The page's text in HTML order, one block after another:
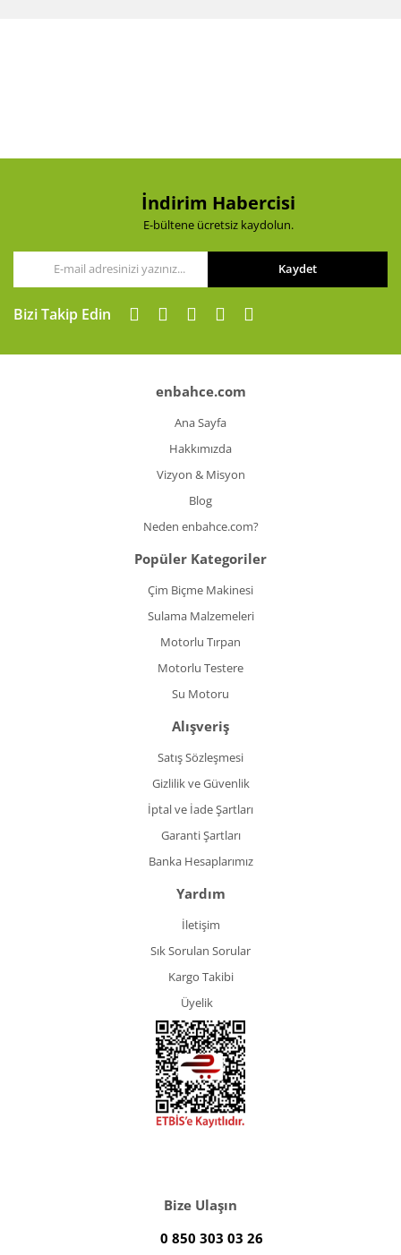
İndirim Habercisi
E-bültene ücretsiz kaydolun.
Kaydet
Bizi Takip Edin
enbahce.com
Ana Sayfa
Hakkımızda
Vizyon & Misyon
Blog
Neden enbahce.com?
Popüler Kategoriler
Çim Biçme Makinesi
Sulama Malzemeleri
Motorlu Tırpan
Motorlu Testere
Su Motoru
Alışveriş
Satış Sözleşmesi
Gizlilik ve Güvenlik
İptal ve İade Şartları
Garanti Şartları
Banka Hesaplarımız
Yardım
İletişim
Sık Sorulan Sorular
Kargo Takibi
Üyelik
Bize Ulaşın
0 850 303 03 26